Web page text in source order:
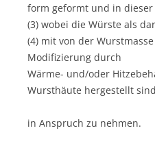
form geformt und in dieser
(3) wobei die Würste als
(4) mit von der
Modifizierung durch
Wärme- und/oder
Wursthäute hergestellt
in Anspruch zu nehmen.